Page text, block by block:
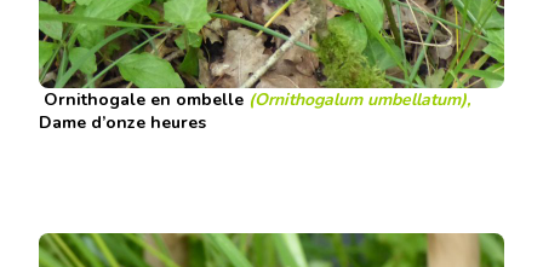
Ornithogale en ombelle (Ornithogalum umbellatum),
Dame d’onze heures